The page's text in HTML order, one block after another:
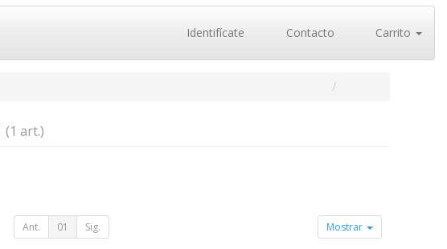
Identifícate Contacto Carrito
(1 art.)
Ant. 01 Sig. Mostrar